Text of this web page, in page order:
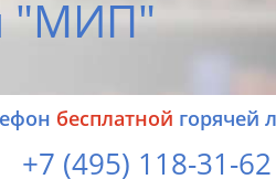
"МИП"
бесплатной горячей
+7 (495) 118-31-62